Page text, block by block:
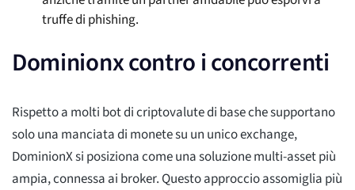
truffe di phishing.
Dominionx contro i concorrenti
Rispetto a molti bot di criptovalute di base che supportano
solo una manciata di monete su un unico exchange,
DominionX si posiziona come una soluzione multi-asset più
ampia, connessa ai broker. Questo approccio assomiglia più